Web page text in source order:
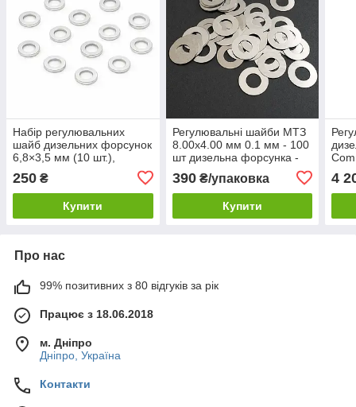
Набір регулювальних
шайб дизельних форсунок
6,8×3,5 мм (10 шт.),
250 ₴
Купити
Регулювальні шайби МТЗ
8.00х4.00 мм 0.1 мм - 100
шт дизельна форсунка -
390₴/упаковка
Купити
шт.
4
Про нас
99% позитивних з 80 відгуків за рік
Працює з 18.06.2018
м. Дніпро
Дніпро, Україна
Контакти